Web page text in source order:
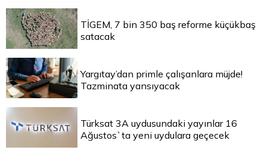
TİGEM, 7 bin 350 baş reforme küçükbaş
satacak
Yargıtay’dan primle çalışanlara müjde!
Tazminata yansıyacak
Türksat 3A uydusundaki yayınlar 16
Ağustos`ta yeni uydulara geçecek